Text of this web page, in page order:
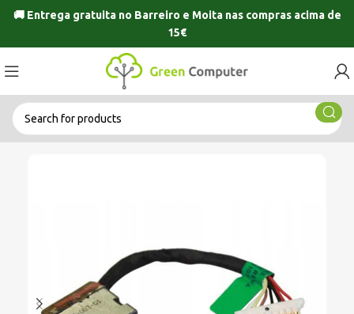
🚚 Entrega gratuita no Barreiro e Moitanas compras acima de
15€